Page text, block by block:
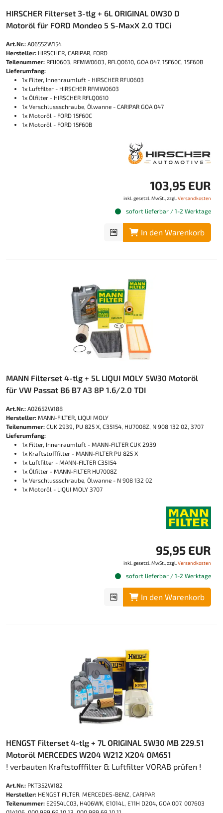
HIRSCHER Filterset 3-tlg + 6L ORIGINAL 0W30 D
Motoröl für FORD Mondeo 5 S-MaxX 2.0 TDCi
Art.Nr.: A06552W154
Hersteller: HIRSCHER, CARIPAR, FORD
Teilenummer: RFIJ0603, RFMW0603, RFLQ0610, GOA 047, 15F60C, 15F60B
Lieferumfang:
1x Filter, Innenraumluft - HIRSCHER RFIJ0603
1x Luftfilter - HIRSCHER RFMW0603
1x Ölfilter - HIRSCHER RFLQ0610
1x Verschlussschraube, Ölwanne - CARIPAR GOA 047
1x Motoröl - FORD 15F60C
1x Motoröl - FORD 15F60B
103,95 EUR
inkl. gesetzl. MwSt., zzgl. Versandkosten
sofort lieferbar / 1-2 Werktage
In den Warenkorb
MANN Filterset 4-tlg + 5L LIQUI MOLY 5W30 Motoröl
für VW Passat B6 B7 A3 8P 1.6/2.0 TDI
Art.Nr.: A02652W188
Hersteller: MANN-FILTER, LIQUI MOLY
Teilenummer: CUK 2939, PU 825 X, C35154, HU7008Z, N 908 132 02, 3707
Lieferumfang:
1x Filter, Innenraumluft - MANN-FILTER CUK 2939
1x Kraftstofffilter - MANN-FILTER PU 825 X
1x Luftfilter - MANN-FILTER C35154
1x Ölfilter - MANN-FILTER HU7008Z
1x Verschlussschraube, Ölwanne - N 908 132 02
1x Motoröl - LIQUI MOLY 3707
95,95 EUR
inkl. gesetzl. MwSt., zzgl. Versandkosten
sofort lieferbar / 1-2 Werktage
In den Warenkorb
HENGST Filterset 4-tlg + 7L ORIGINAL 5W30 MB 229.51
Motoröl MERCEDES W204 W212 X204 OM651
! verbauten Kraftstofffilter & Luftfilter VORAB prüfen !
Art.Nr.: PKT352W182
Hersteller: HENGST FILTER, MERCEDES-BENZ, CARIPAR
Teilenummer: E2954LC03, H406WK, E1014L, E11H D204, GOA 007, 007603